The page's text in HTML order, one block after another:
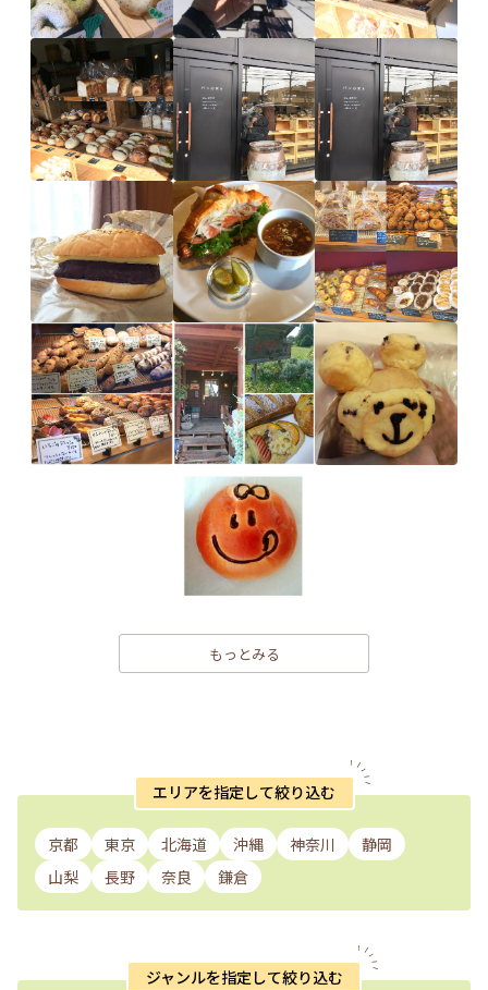
もっとみる
エリアを指定して絞り込む
京都 東京 北海道 沖縄 神奈川
静岡
山梨
長野 奈良 鎌倉
ジャンルを指定して絞り込む